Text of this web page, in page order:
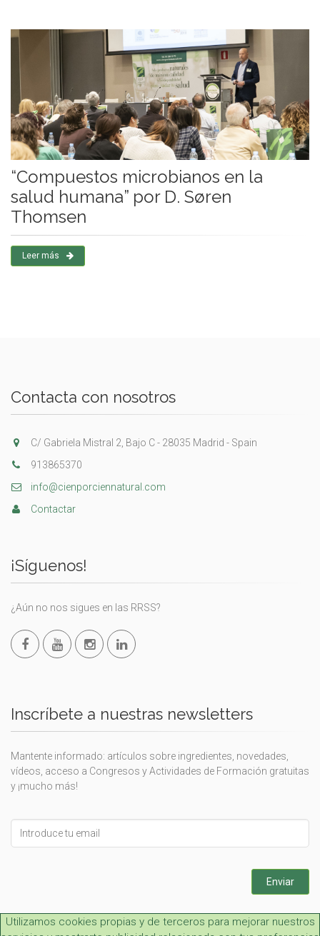
“Compuestos microbianos en la
salud humana” por D. Søren
Thomsen
Leer más
Contacta con nosotros
C/ Gabriela Mistral 2, Bajo C - 28035 Madrid - Spain
913865370
info@cienporciennatural.com
Contactar
¡Síguenos!
¿Aún no nos sigues en las RRSS?
Inscríbete a nuestras newsletters
Mantente informado: artículos sobre ingredientes, novedades,
vídeos, acceso a Congresos y Actividades de Formación gratuitas
y ¡mucho más!
this
field
Enviar
Utilizamos cookies propias y de terceros para mejorar nuestros